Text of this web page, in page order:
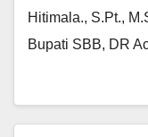
Hitimala., S.Pt.,
Bupati SBB, DR